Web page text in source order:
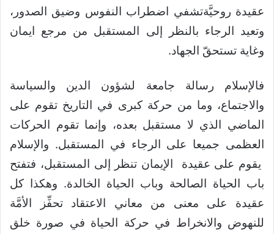
عقيدة روحيَّةتشفي اضطراب النفوس وضيق الصدور،
وتعيد الرجاء بالنظر إلى المستقبل من مرجع ايمان
وغاية تستحقّ الجهاد.
فالإسلام رسالة جامعة لشؤون الدين والسياسة
والاجتماع، وما من حركة كبرى في التاريخ تقوم على
الماضي الذي لا مستقبل بعده، وإنما تقوم الحركات
العظمى جميعا على الرجاء في المستقبل. والإسلام
يقوم على عقيدة الإيمان تنظر إلى المستقبل، فتفتح
باب الحياة الصالحة وباب الحياة الخالدة. وهكذا كل
عقيدة على معنى من معاني الاعتقاد تحفِّز الأمَّة
للنهوض والانخراط في حركة الحياة في صورة خلق